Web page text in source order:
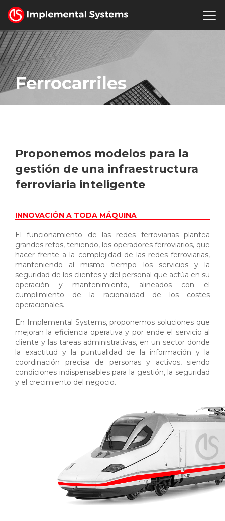
Español
Dónde estamos
Recursos Humanos
Sala de Prensa
Ferrocarriles
Proponemos modelos para la
gestión de una infraestructura
ferroviaria inteligente
INNOVACIÓN A TODA MÁQUINA
El funcionamiento de las redes ferroviarias plantea
grandes retos, teniendo, los operadores ferroviarios, que
hacer frente a la complejidad de las redes ferroviarias,
manteniendo al mismo tiempo los servicios y la
seguridad de los clientes y del personal que actúa en su
operación y mantenimiento, alineados con el
cumplimiento de la racionalidad de los costes
operacionales.
En Implemental Systems, proponemos soluciones que
mejoran la eficiencia operativa y por ende el servicio al
cliente y las tareas administrativas, en un sector donde
la exactitud y la puntualidad de la información y la
coordinación precisa de personas y activos, siendo
condiciones indispensables para la gestión, la seguridad
y el crecimiento del negocio.